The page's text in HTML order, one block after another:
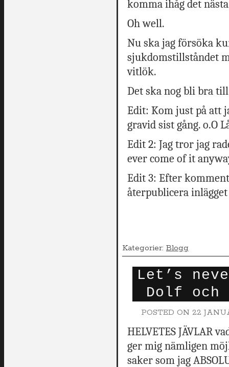
komma ihåg det
Oh well.
Nu ska jag försöka
sjukdomstillståndet
vitlök.
Det ska nog bli bra
Edit: Kom just på att
gravid sist gång. o.O
Edit 2: Jag tror jag
ever come of it
Edit 3: Efter
återpublicera inlägget
Kategorier: Blogg
Let’s
Dolf och
POSTED ON 22
HELVETES JÄVLAR
ger mig nämligen
saker som jag